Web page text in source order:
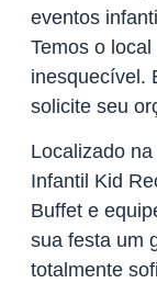
eventos
Temos o
inesquecível.
solicite seu
Localizado
Infantil Kid
Buffet e
sua festa um
totalmente